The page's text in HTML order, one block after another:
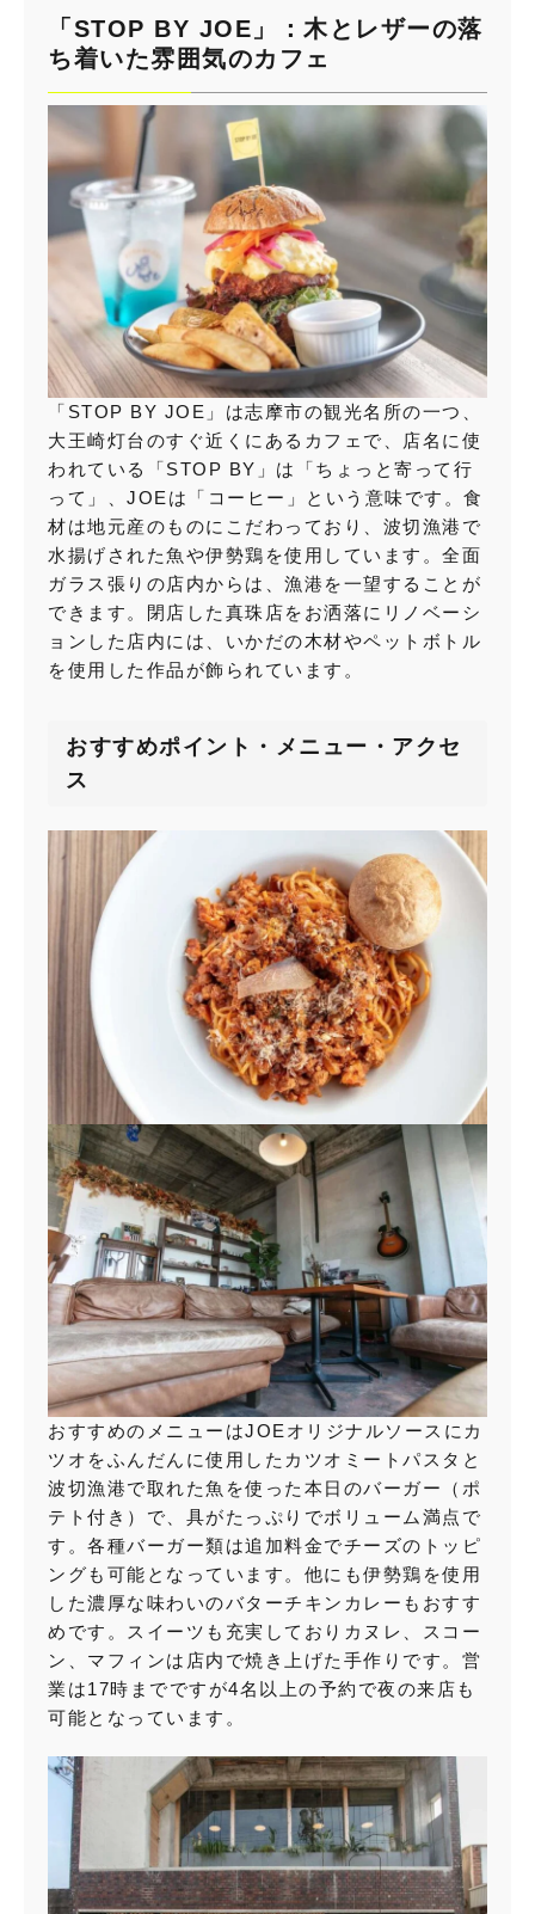
「STOP BY JOE」：木とレザーの落
ち着いた雰囲気のカフェ
「STOP BY JOE」は志摩市の観光名所の一つ、
大王崎灯台のすぐ近くにあるカフェで、店名に使
われている「STOP BY」は「ちょっと寄って行
って」、JOEは「コーヒー」という意味です。食
材は地元産のものにこだわっており、波切漁港で
水揚げされた魚や伊勢鶏を使用しています。全面
ガラス張りの店内からは、漁港を一望することが
できます。閉店した真珠店をお洒落にリノベーシ
ョンした店内には、いかだの木材やペットボトル
を使用した作品が飾られています。
おすすめポイント・メニュー・アクセ
ス
おすすめのメニューはJOEオリジナルソースにカ
ツオをふんだんに使用したカツオミートパスタと
波切漁港で取れた魚を使った本日のバーガー（ポ
テト付き）で、具がたっぷりでボリューム満点で
す。各種バーガー類は追加料金でチーズのトッピ
ングも可能となっています。他にも伊勢鶏を使用
した濃厚な味わいのバターチキンカレーもおすす
めです。スイーツも充実しておりカヌレ、スコー
ン、マフィンは店内で焼き上げた手作りです。営
業は17時までですが4名以上の予約で夜の来店も
可能となっています。